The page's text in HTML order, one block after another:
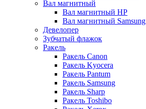
Вал магнитный
Вал магнитный HP
Вал магнитный Samsung
Девелопер
Зубчатый флажок
Ракель
Ракель Canon
Ракель Kyocera
Ракель Pantum
Ракель Samsung
Ракель Sharp
Ракель Toshibo